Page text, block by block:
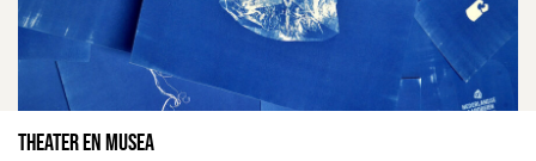
Theater en Musea